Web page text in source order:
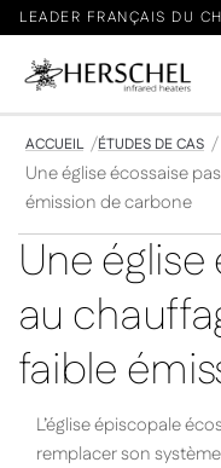
LEADER FRANÇAIS DU
ACCUEIL ÉTUDES DE CAS
Une église écossaise
émission de carbone
Une
au
faible
L’église épiscopale
remplacer son